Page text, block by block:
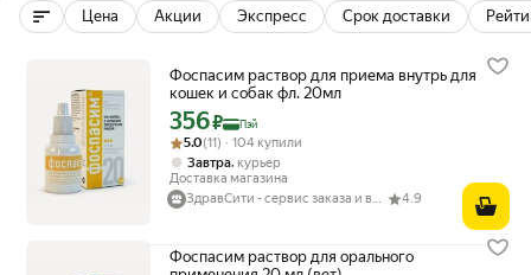
Цена Акции Экспресс Срок доставки
Фоспасим раствор для приема внутрь для
кошек и собак фл. 20мл
Цена с картой Яндекс Пэй 356 ₽ вместо
356₽ Пэй
Рейтинг товара: 5.0 из 5
Оценок: (11) · 104 купили
5.0(11) · 104 купили
Завтра, курьер
Доставка магазина
ЗдравСити - сервис заказа и выдачи лекарств
4.9
Фоспасим раствор для орального